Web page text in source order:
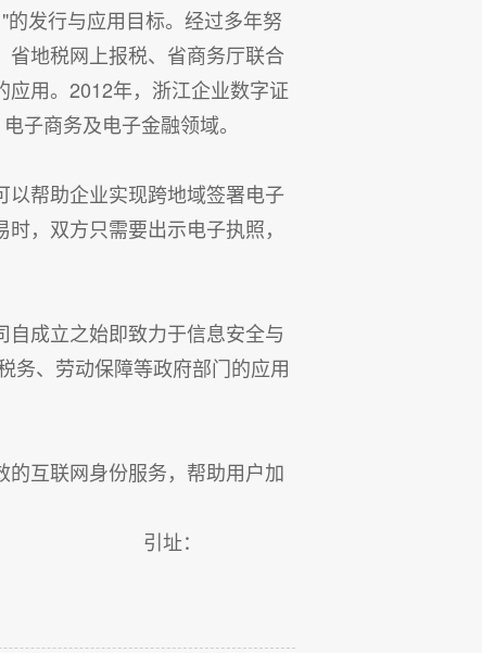
发行与应用目标。经过多年努
地税网上报税、省商务厅联合
用。2012年，浙江企业数字证
子商务及电子金融领域。
帮助企业实现跨地域签署电子
，双方只需要出示电子执照，
成立之始即致力于信息安全与
务、劳动保障等政府部门的应用
互联网身份服务，帮助用户加